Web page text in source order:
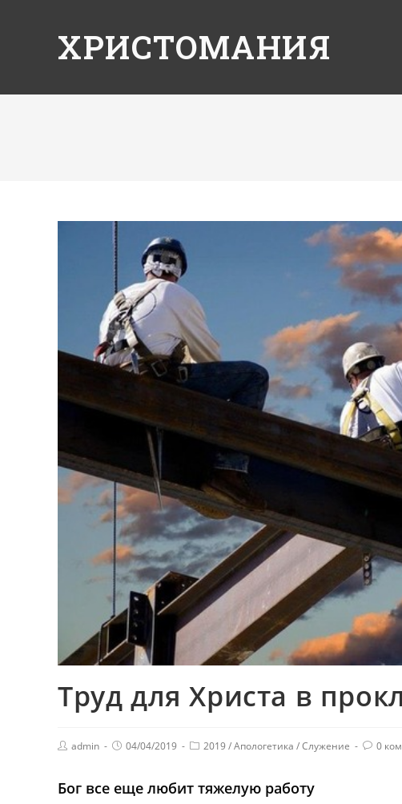
ХРИСТОМАНИЯ
Труд для Христа в
admin 04/04/2019 2019/Апологетика /Служение 0
Бог все еще любит тяжелую работу